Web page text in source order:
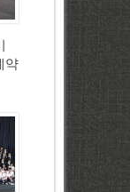
약